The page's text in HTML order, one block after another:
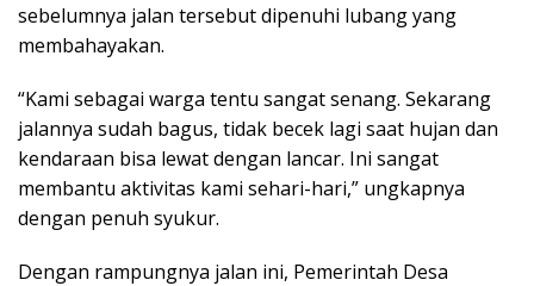
sebelumnya jalan tersebut dipenuhi lubang yang
membahayakan.
“Kami sebagai warga tentu sangat senang. Sekarang
jalannya sudah bagus, tidak becek lagi saat hujan dan
kendaraan bisa lewat dengan lancar. Ini sangat
membantu aktivitas kami sehari-hari,” ungkapnya
dengan penuh syukur.
Dengan rampungnya jalan ini, Pemerintah Desa